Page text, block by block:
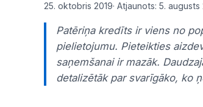
25. oktobris 2019· Atjaunots: 5. augusts
Patēriņa kredīts ir viens no
pielietojumu. Pieteikties
saņemšanai ir mazāk.
detalizētāk par svarīgāko, ko